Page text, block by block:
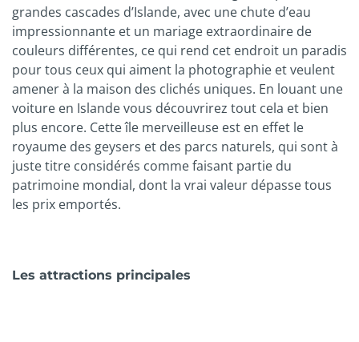
grandes cascades d’Islande, avec une chute d’eau
impressionnante et un mariage extraordinaire de
couleurs différentes, ce qui rend cet endroit un paradis
pour tous ceux qui aiment la photographie et veulent
amener à la maison des clichés uniques. En louant une
voiture en Islande vous découvrirez tout cela et bien
plus encore. Cette île merveilleuse est en effet le
royaume des geysers et des parcs naturels, qui sont à
juste titre considérés comme faisant partie du
patrimoine mondial, dont la vrai valeur dépasse tous
les prix emportés.
Les attractions principales